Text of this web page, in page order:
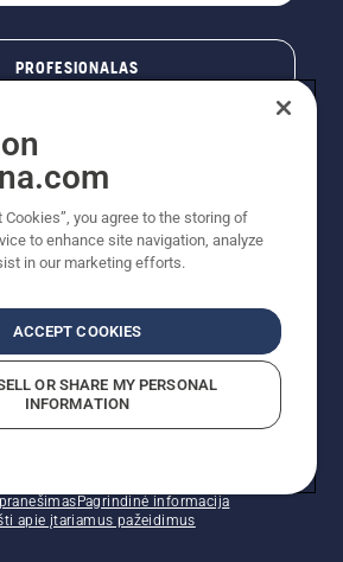
PROFESIONALAS
(leid). Visos teisės priklauso autoriui.
mažmeninė kaina (RMK),
yra kaina, už kurią gamintojas
pardavėjui parduoti prekę. UAB
prekių vartotojams neparduoda,
Pagrindinė informacija
apie įtariamus pažeidimus
Cookies”, you agree to the storing of
to enhance site navigation, analyze
in our marketing efforts.
ACCEPT COOKIES
OR SHARE MY PERSONAL
INFORMATION